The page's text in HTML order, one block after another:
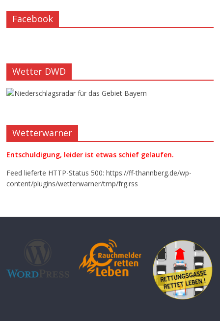
Facebook
Wetter DWD
Wetterwarner
Entschuldigung, leider ist etwas schief gelaufen.
Feed lieferte HTTP-Status 500: https://ff-thannberg.de/wp-
content/plugins/wetterwarner/tmp/frg.rss